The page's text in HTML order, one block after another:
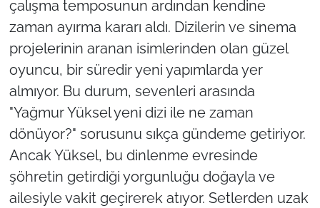
çalışma temposunun ardından kendine
zaman ayırma kararı aldı. Dizilerin ve sinema
projelerinin aranan isimlerinden olan güzel
oyuncu, bir süredir yeni yapımlarda yer
almıyor. Bu durum, sevenleri arasında
"Yağmur Yüksel yeni dizi ile ne zaman
dönüyor?" sorusunu sıkça gündeme getiriyor.
Ancak Yüksel, bu dinlenme evresinde
şöhretin getirdiği yorgunluğu doğayla ve
ailesiyle vakit geçirerek atıyor. Setlerden uzak